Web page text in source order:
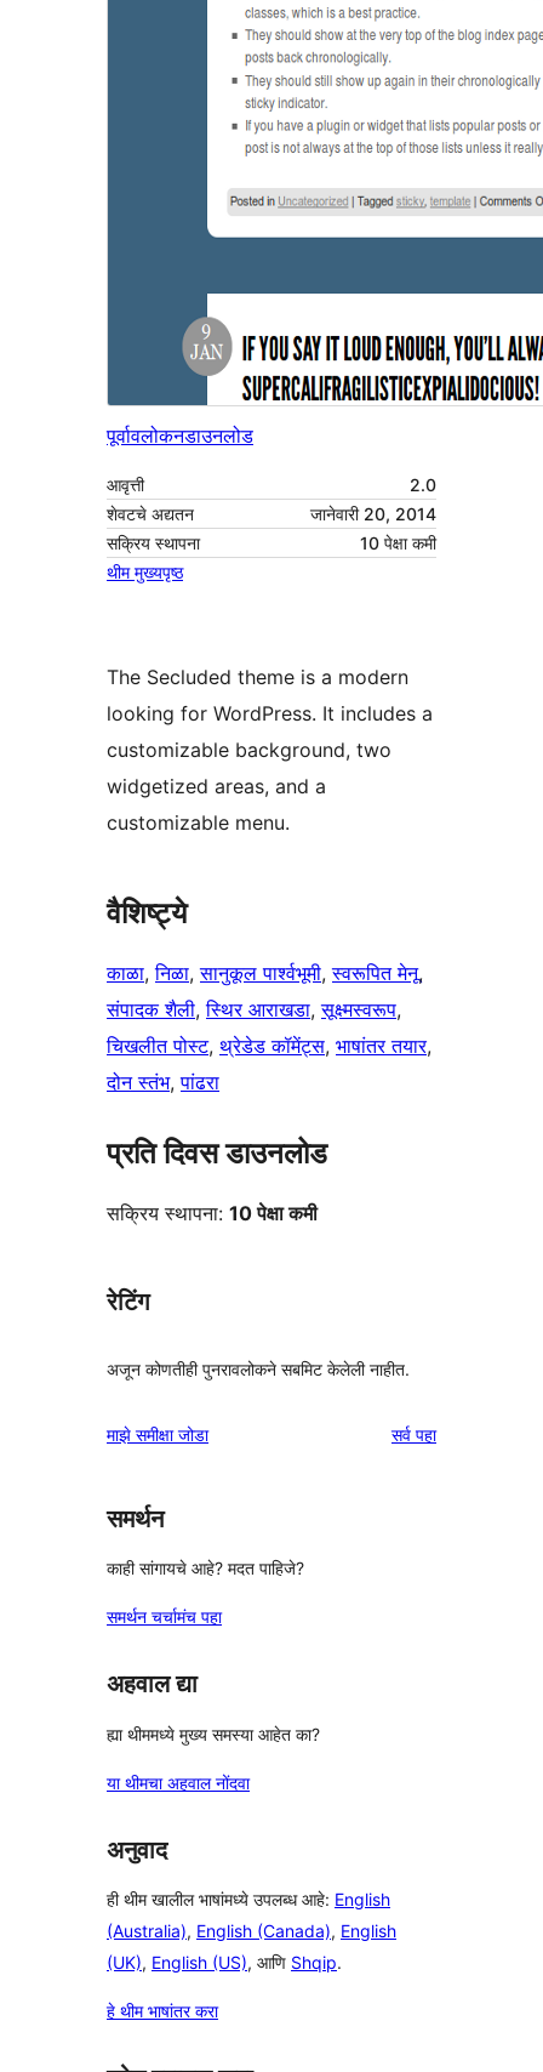
पूर्वावलोकनडाउनलोड
आवृत्ती
2.0
शेवटचे अद्यतन
जानेवारी 20, 2014
सक्रिय स्थापना
10 पेक्षा कमी
थीम मुख्यपृष्ठ
The Secluded theme is a modern
looking for WordPress. It includes a
customizable background, two
widgetized areas, and a
customizable menu.
वैशिष्ट्ये
काळा, निळा, सानुकूल पार्श्वभूमी, स्वरूपित मेनू
संपादक शैली, स्थिर आराखडा, सूक्ष्मस्वरूप
चिखलीत पोस्ट, थ्रेडेड कॉमेंट्स, भाषांतर तयार
दोन स्तंभ, पांढरा
प्रति दिवस डाउनलोड
सक्रिय स्थापना: 10 पेक्षा कमी
रेटिंग
अजून कोणतीही पुनरावलोकने सबमिट केलेली नाहीत.
माझे समीक्षा जोडा सर्वपुनरावलोकने
पहा
समर्थन
काही सांगायचे आहे? मदत पाहिजे?
समर्थन चर्चामंच पहा
अहवाल द्या
ह्या थीममध्ये मुख्य समस्या आहेत का?
या थीमचा अहवाल नोंदवा
अनुवाद
ही थीम खालील भाषांमध्ये उपलब्ध आहे: English
(Australia), English (Canada), English
(UK), English (US), आणि Shqip.
हे थीम भाषांतर करा